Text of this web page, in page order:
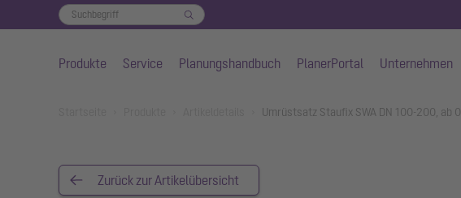
Produkte Service Planungshandbuch PlanerPortal Unternehmen
Umrüstsatz Staufix SWA DN 100-200, ab
Zurück zur Artikelübersicht